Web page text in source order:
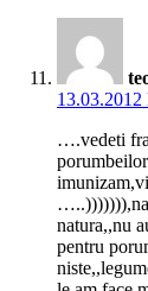
13.03.2012
….vedeti
…..))))))),na
natura,,nu
pentru